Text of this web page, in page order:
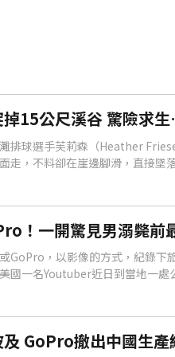
15公尺溪谷 驚險求
排球選手芙莉森（Heather
走，不料卻在崖邊腳滑，直接墜
！一開驚見男溺斃前
GoPro，以影像的方式，紀錄下
國一名Youtuber近日到當地一
GoPro撤出中國生產